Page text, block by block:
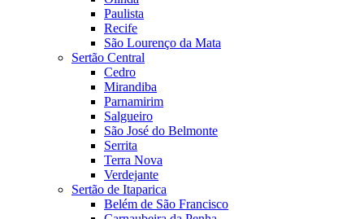
Paulista
Recife
São Lourenço da Mata
Sertão Central
Cedro
Mirandiba
Parnamirim
Salgueiro
São José do Belmonte
Serrita
Terra Nova
Verdejante
Sertão de Itaparica
Belém de São Francisco